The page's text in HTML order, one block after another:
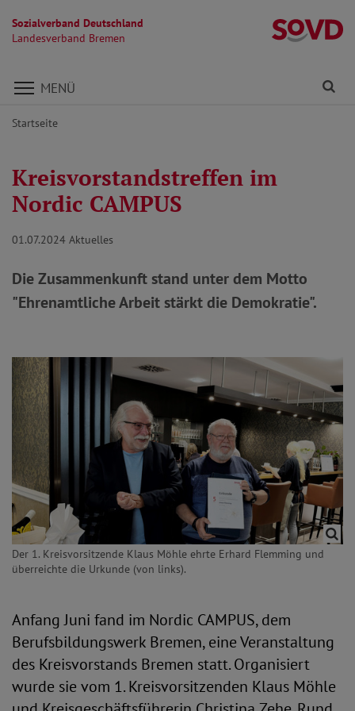
Sozialverband Deutschland
Landesverband Bremen
Direkt zu den Inhalten springen
MENÜ
Startseite
Kreisvorstandstreffen im
Nordic CAMPUS
01.07.2024 Aktuelles
Die Zusammenkunft stand unter dem Motto
"Ehrenamtliche Arbeit stärkt die Demokratie".
Der 1. Kreisvorsitzende Klaus Möhle ehrte Erhard Flemming und
überreichte die Urkunde (von links).
Anfang Juni fand im Nordic CAMPUS, dem
Berufsbildungswerk Bremen, eine Veranstaltung
des Kreisvorstands Bremen statt. Organisiert
wurde sie vom 1. Kreisvorsitzenden Klaus Möhle